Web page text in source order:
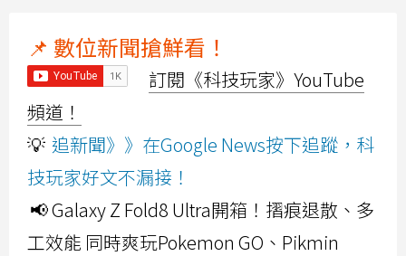
📌 數位新聞搶鮮看！
訂閱《科技玩家》YouTube
頻道！
💡 追新聞》》在Google News按下追蹤，科
技玩家好文不漏接！
📢 Galaxy Z Fold8 Ultra開箱！摺痕退散、多
工效能 同時爽玩Pokemon GO、Pikmin